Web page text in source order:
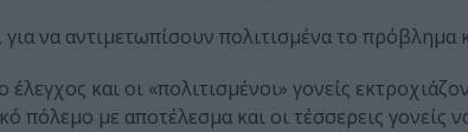
για να αντιμετωπίσουν πολιτισμένα το
και οι «πολιτισμένοι» γονείς
πόλεμο με αποτέλεσμα και οι τέσσερεις γονείς